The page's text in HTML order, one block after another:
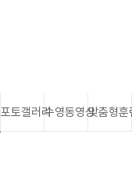
포토갤러리수영동영상맞춤형훈